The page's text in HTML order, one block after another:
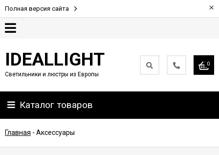
Полная версия сайта ×
Партнерам
Доставка
IDEALLIGHT
Светильники и люстры из Европы
0
Каталог товаров
Главная - Аксессуары